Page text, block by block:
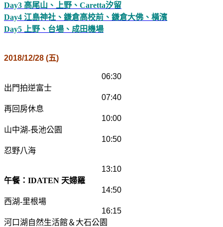
Day3 高尾山、上野、Caretta汐留
Day4 江島神社、鎌倉高校前、鎌倉大佛、橫濱
Day5 上野、台場、成田機場
2018/12/28 (五)
06:30
出門拍逆富士
07:40
再回房休息
10:00
山中湖-長池公園
10:50
忍野八海
13:10
午餐：IDATEN 天婦羅
14:50
西湖-里根場
16:15
河口湖 自然生活館＆ 大石公園